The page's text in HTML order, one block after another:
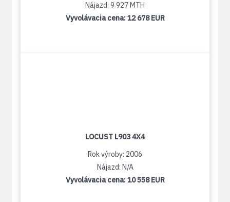
Nájazd: 9 927 MTH
Vyvolávacia cena:12 678 EUR
LOCUST L903 4X4
Rok výroby: 2006
Nájazd: N/A
Vyvolávacia cena:10 558 EUR